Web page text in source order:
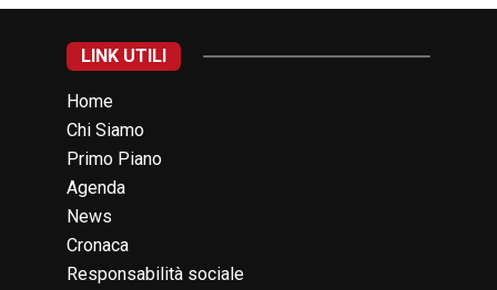
LINK UTILI
Home
Chi Siamo
Primo Piano
Agenda
News
Cronaca
Responsabilità sociale